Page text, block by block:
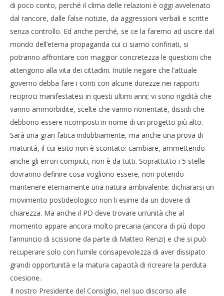
di poco conto, perché il clima delle relazioni è oggi avvelenato
dal rancore, dalle false notizie, da aggressioni verbali e scritte
senza controllo. Ed anche perché, se ce la faremo ad uscire dal
mondo dell’eterna propaganda cui ci siamo confinati, si
potranno affrontare con maggior concretezza le questioni che
attengono alla vita dei cittadini. Inutile negare che l’attuale
governo debba fare i conti con alcune durezze nei rapporti
reciproci manifestatesi in questi ultimi anni; vi sono rigidità che
vanno ammorbidite, scelte che vanno riorientate, dissidi che
debbono essere ricomposti in nome di un progetto più alto.
Sarà una gran fatica indubbiamente, ma anche una prova di
maturità, il cui esito non è scontato: cambiare, ammettendo
anche gli errori compiuti, non è da tutti. Soprattutto i 5 stelle
dovranno definire cosa vogliono essere, non potendo
mantenere eternamente una natura ambivalente: dichiararsi un
movimento postideologico non li esime da un dovere di
chiarezza. Ma anche il PD deve trovare un’unità che al
momento appare ancora molto precaria (ancora di più dopo
l’annuncio di scissione da parte di Matteo Renzi) e che si può
recuperare solo con l’umile consapevolezza di aver dissipato
grandi opportunità e la matura capacità di ricreare la perduta
coesione.
Il nostro Presidente del Consiglio, nel suo discorso alle